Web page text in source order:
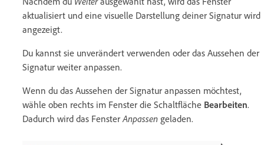
aktualisiert und eine visuelle Darstellung deiner Signatur wird
angezeigt.
Du kannst sie unverändert verwenden oder das Aussehen der
Signatur weiter anpassen.
Wenn du das Aussehen der Signatur anpassen möchtest,
wähle oben rechts im Fenster die Schaltfläche Bearbeiten.
Dadurch wird das FensterAnpassen geladen.